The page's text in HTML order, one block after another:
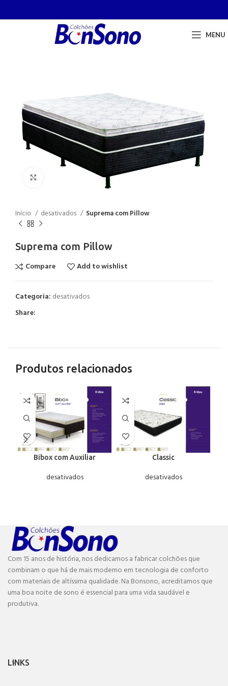
MENU
Início desativados Suprema com Pillow
Suprema com Pillow
Compare
Add to wishlist
Categoria: desativados
Share:
Produtos relacionados
Bibox com Auxiliar
desativados
Classic
desativados
Com 15 anos de história, nos dedicamos a fabricar colchões que
combinam o que há de mais moderno em tecnologia de conforto
com materiais de altíssima qualidade. Na Bonsono, acreditamos que
uma boa noite de sono é essencial para uma vida saudável e
produtiva.
LINKS